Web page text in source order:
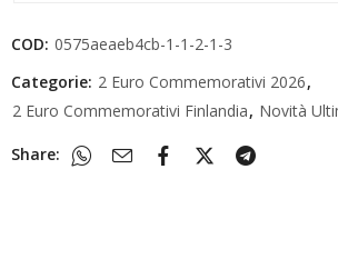
COD: 0575aeaeb4cb-1-1-2-1-3
Categorie: 2 Euro Commemorativi 2026,
2 Euro Commemorativi Finlandia, Novità
Share: